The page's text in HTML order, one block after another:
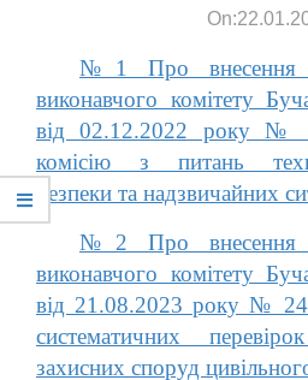
№1 Про внесення
виконавчого комітету
від 02.12.2022 року №
комісію з питань
безпеки та надзвичайних
№2 Про внесення
виконавчого комітету
від 21.08.2023 року №
систематичних
захисних споруд